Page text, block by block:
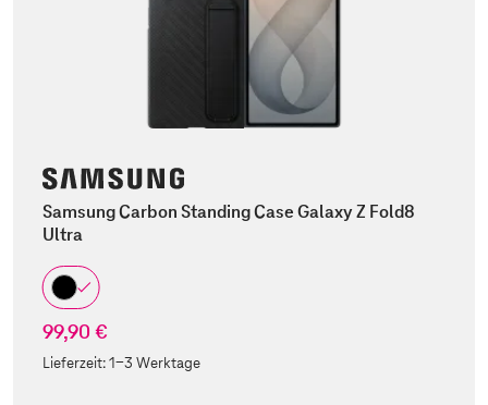
Samsung Carbon Standing Case Galaxy Z Fold8
Ultra
99,90 €
Lieferzeit:1-3 Werktage